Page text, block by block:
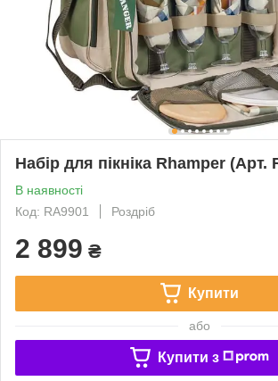
Набір для пікніка Rhamper (Арт.
В наявності
Код: RA9901
Роздріб
2 899 ₴
Купити
або
Купити з